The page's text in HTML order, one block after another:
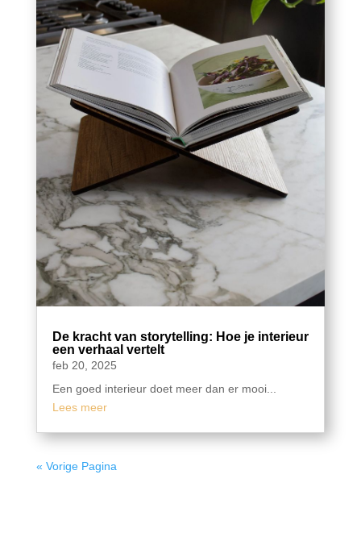
De kracht van storytelling: Hoe je interieur
een verhaal vertelt
feb 20, 2025
Een goed interieur doet meer dan er mooi...
Lees meer
« Vorige Pagina